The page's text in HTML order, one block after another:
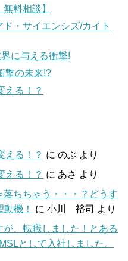
料相談】
・サイエンシズ/カイト
に与える衝撃!
撃の未来!?
える！？
える！？ に のぶ より
える！？ に あさ より
落ちちゃう・・・？どうす
機！
に 小川 裕司 より
が、転職しました！とある
として入社しました。